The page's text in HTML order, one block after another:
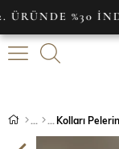
%30 İNDİRİM